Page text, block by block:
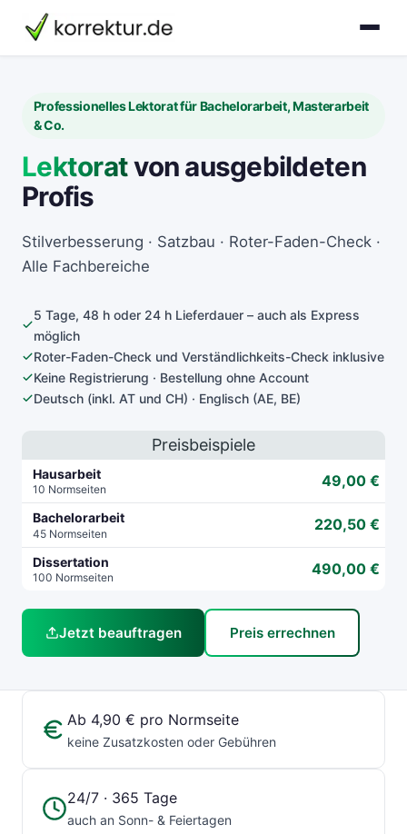
korrektur.de
Professionelles Lektorat für Bachelorarbeit, Masterarbeit
& Co.
Lektoratvon ausgebildeten
Profis
Stilverbesserung · Satzbau · Roter-Faden-Check ·
Alle Fachbereiche
5 Tage, 48 h oder 24 h Lieferdauer – auch als Express
möglich
Roter-Faden-Check und Verständlichkeits-Check inklusive
Keine Registrierung · Bestellung ohne Account
Deutsch (inkl. AT und CH) · Englisch (AE, BE)
Preisbeispiele
Hausarbeit
10 Normseiten 49,00 €
Bachelorarbeit
45 Normseiten 220,50 €
Dissertation
100 Normseiten 490,00 €
Jetzt beauftragen Preis errechnen
Ab 4,90 € pro Normseite
keine Zusatzkosten oder Gebühren
24/7 · 365 Tage
auch an Sonn- & Feiertagen